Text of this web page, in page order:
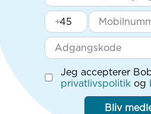
+
Jeg accepterer
privatlivspolitik og
Bliv